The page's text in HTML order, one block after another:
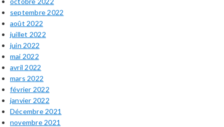
septembre 2022
août 2022
juillet 2022
juin 2022
mai 2022
avril 2022
mars 2022
février 2022
janvier 2022
Décembre 2021
novembre 2021